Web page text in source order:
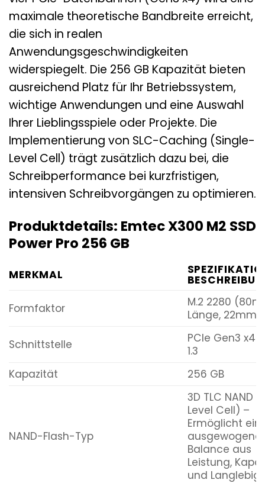
maximale theoretische Bandbreite erreicht,
die sich in realen
Anwendungsgeschwindigkeiten
widerspiegelt. Die 256 GB Kapazität bieten
ausreichend Platz für Ihr Betriebssystem,
wichtige Anwendungen und eine Auswahl
Ihrer Lieblingsspiele oder Projekte. Die
Implementierung von SLC-Caching (Single-
Level Cell) trägt zusätzlich dazu bei, die
Schreibperformance bei kurzfristigen,
intensiven Schreibvorgängen zu optimieren.
Produktdetails: Emtec X300 M2 SSD
Power Pro 256 GB
MERKMAL
Formfaktor
M.2 2280
Länge, 22mm
Schnittstelle
PCIe Gen3 x4
1.3
Kapazität
256 GB
NAND-Flash-Typ
3D TLC NAND
Level Cell) –
Ermöglicht
ausgewogene
Balance aus
Leistung,
und